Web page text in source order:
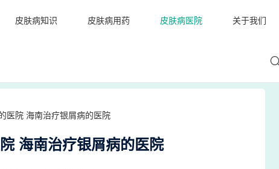
皮肤病知识 皮肤病用药 皮肤病医院 关于我们
医院 海南治疗银屑病的医院
海南治疗银屑病的医院